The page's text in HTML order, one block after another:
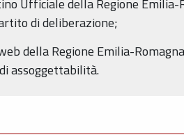
Ufficiale della Regione Emilia-
di deliberazione;
della Regione Emilia-
assoggettabilità.